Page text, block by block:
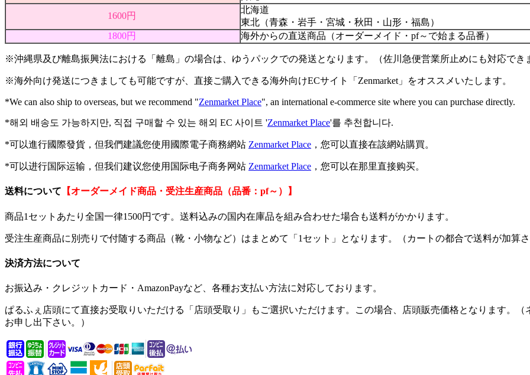
1600円
北海道
東北（青森・岩手・宮城・秋田・山形・福島）
1800円
海外からの直送商品（オーダーメイド・pf～で始まる品番）
※沖縄県及び離島振興法における「離島」の場合は、ゆうパックでの発送となります。（佐川急便営業所止めにも対応でき
※海外向け発送につきましても可能ですが、直接ご購入できる海外向けECサイト「Zenmarket」をオススメいたします。
*We can also ship to overseas, but we recommend "Zenmarket Place", an international e-commerce site where you can purchase directly.
*해외 배송도 가능하지만, 직접 구매할 수 있는 해외 EC 사이트 'Zenmarket Place'를 추천합니다.
*可以進行國際發貨，但我們建議您使用國際電子商務網站 Zenmarket Place ，您可以直接在該網站購買。
*可以进行国际运输，但我们建议您使用国际电子商务网站 Zenmarket Place ，您可以在那里直接购买。
送料について 【オーダーメイド商品・受注生産商品（品番：pf～）】
商品1セットあたり全国一律1500円です。送料込みの国内在庫品を組み合わせた場合も送料がかかります。
受注生産商品に別売りで付随する商品（靴・小物など）はまとめて「1セット」となります。（カートの都合で送料が加算
決済方法について
お振込み・クレジットカード・AmazonPayなど、 各種お支払い方法に対応しております。
ぱるふぇ店頭にて直接お受取りいただける「 店頭受取り 」もご選択いただけます。この場合、店頭販売価格となります。
お申し出下さい。）